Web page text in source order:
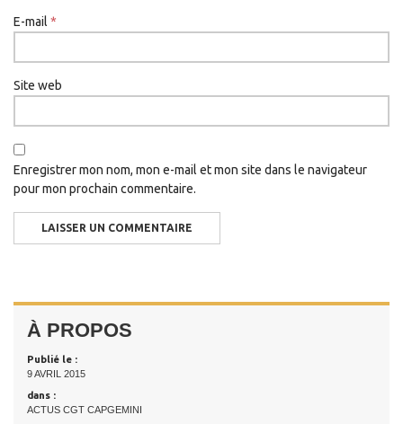
E-mail *
Site web
Enregistrer mon nom, mon e-mail et mon site dans le navigateur
pour mon prochain commentaire.
À PROPOS
Publié le :
9 AVRIL 2015
dans :
ACTUS CGT CAPGEMINI